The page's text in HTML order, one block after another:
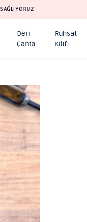
Deri
Çanta
Ruhsat
Kılıfı